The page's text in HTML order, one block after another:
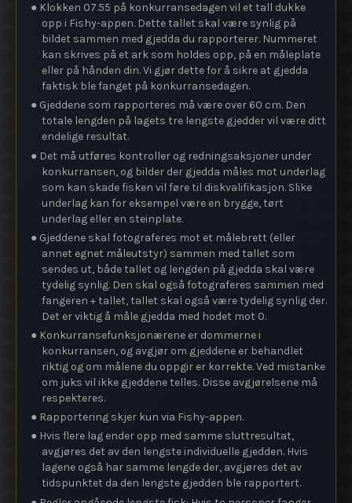
● Klokken 07.55 på konkurransedagen vil et tall dukke
opp i Fishy-appen. Dette tallet skal være synlig på
bildet sammen med gjedda du rapporterer. Nummeret
kan skrives på et ark som holdes opp, på en måleplate
eller på hånden din. Vi gjør dette for å sikre at gjedda
faktisk ble fanget på konkurransedagen.
● Gjeddene som rapporteres må være over 60 cm. Den
totale lengden på lagets tre lengste gjedder vil være ditt
endelige resultat.
● Det må utføres kontroller og redningsaksjoner under
konkurransen, og bilder der gjedda måles mot underlag
som kan skade fisken vil føre til diskvalifikasjon. Slike
underlag kan for eksempel være en brygge, tørt
underlag eller en steinplate.
● Gjeddene skal fotograferes mot et målebrett (eller
annet egnet måleutstyr) sammen med tallet som
sendes ut, både tallet og lengden på gjedda skal være
tydelig synlig. Den skal også fotograferes sammen med
fangeren + tallet, tallet skal også være tydelig synlig der.
Det er viktig å måle gjedda med hodet mot 0.
● Konkurransefunksjonærene er dommerne i
konkurransen, og avgjør om gjeddene er behandlet
riktig og om målene du oppgir er korrekte. Ved mistanke
om juks vil ikke gjeddene telles. Disse avgjørelsene må
respekteres.
● Rapportering skjer kun via Fishy-appen.
● Hvis flere lag ender opp med samme sluttresultat,
avgjøres det av den lengste individuelle gjedden. Hvis
lagene også har samme lengde der, avgjøres det av
tidspunktet da den lengste gjedden ble rapportert.